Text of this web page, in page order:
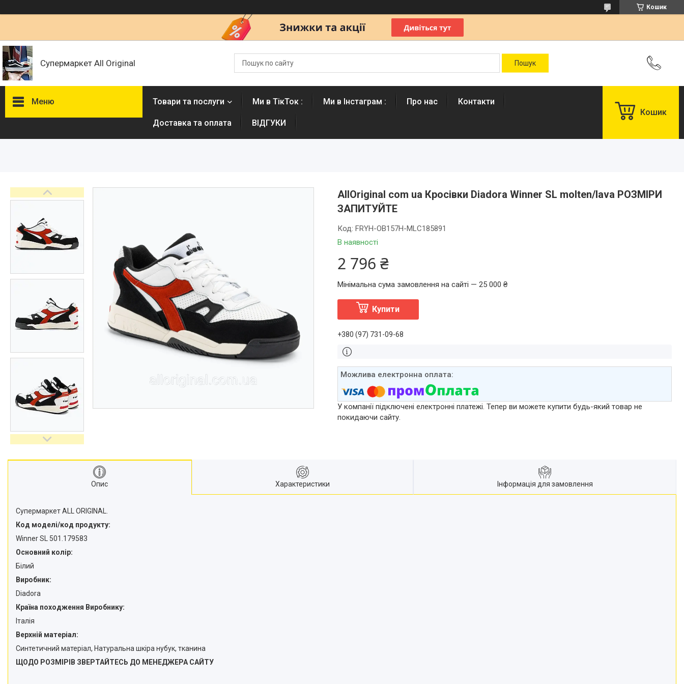
Кошик
Супермаркет All Original
Меню Товари та послуги Ми в ТікТок : Ми в Інстаграм : Про нас Контакти
Доставка та оплата ВІДГУКИ
Кошик
AllOriginal com ua Кросівки Diadora Winner SL molten/lava РОЗМІРИ
ЗАПИТУЙТЕ
В наявності
Код: FRYH-OB157H-MLC185891
2 796 ₴
Мінімальна сума замовлення на сайті — 25 000 ₴
Купити
+380 (97) 731-09-68
У компанії підключені електронні платежі. Тепер ви можете купити будь-який товар не
покидаючи сайту.
Опис Характеристики Інформація для замовлення
Супермаркет ALL ORIGINAL.
Код моделі/код продукту:
Winner SL 501.179583
Основний колір:
Білий
Виробник:
Diadora
Країна походження Виробнику:
Італія
Верхній матеріал:
Синтетичний матеріал, Натуральна шкіра нубук, тканина
ЩОДО РОЗМІРІВ ЗВЕРТАЙТЕСЬ ДО МЕНЕДЖЕРА САЙТУ